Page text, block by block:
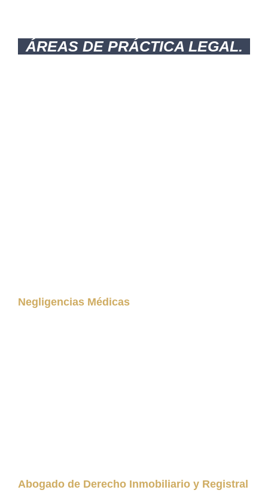
ÁREAS DE PRÁCTICA LEGAL.
Negligencias Médicas
Abogado de Derecho Inmobiliario y Registral